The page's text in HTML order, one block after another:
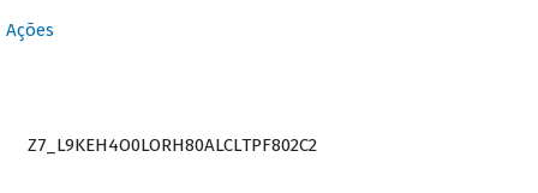
Ações
Z7_L9KEH4O0LORH80ALCLTPF802C2